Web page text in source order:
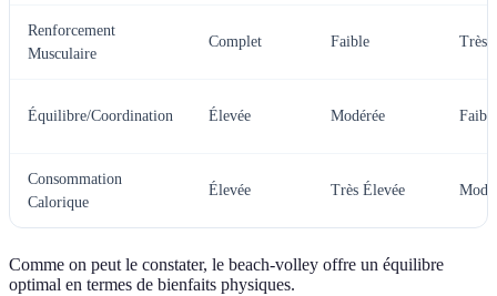
Renforcement
Musculaire
Complet Faible Très
Équilibre/Coordination Élevée Modérée Faible
Consommation
Calorique
Élevée Très Élevée
Comme on peut le constater, le beach-volley offre un équilibre
optimal en termes de bienfaits physiques.